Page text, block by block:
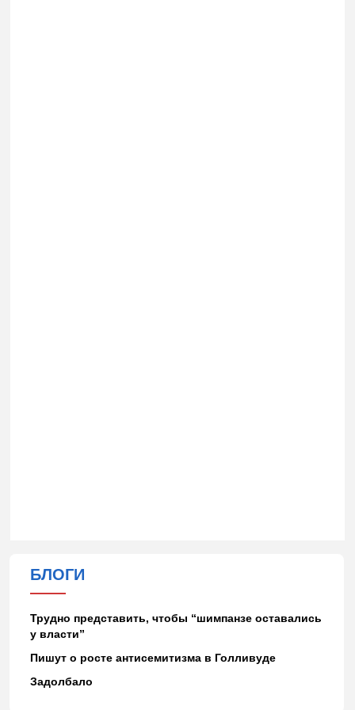
БЛОГИ
Трудно представить, чтобы “шимпанзе оставались
у власти”
Пишут о росте антисемитизма в Голливуде
Задолбало